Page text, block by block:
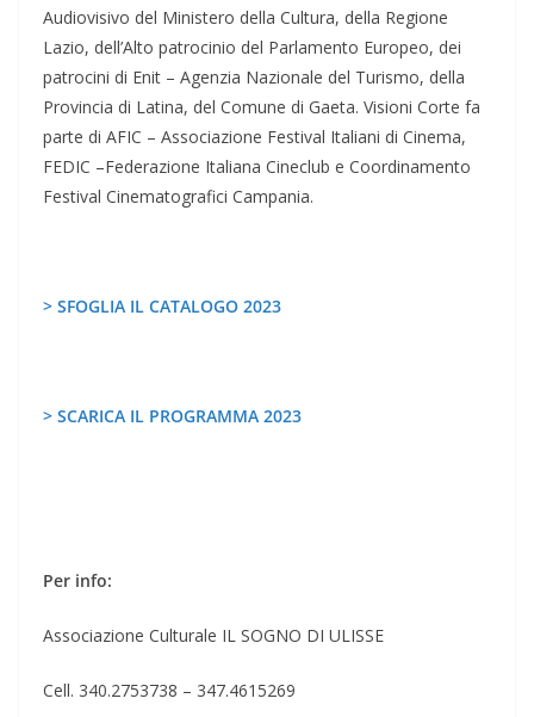
Audiovisivo del Ministero della Cultura, della Regione
Lazio, dell’Alto patrocinio del Parlamento Europeo, dei
patrocini di Enit – Agenzia Nazionale del Turismo, della
Provincia di Latina, del Comune di Gaeta. Visioni Corte fa
parte di AFIC – Associazione Festival Italiani di Cinema,
FEDIC –Federazione Italiana Cineclub e Coordinamento
Festival Cinematografici Campania.
> SFOGLIA IL CATALOGO 2023
> SCARICA IL PROGRAMMA 2023
Per info:
Associazione Culturale IL SOGNO DI ULISSE
Cell. 340.2753738 – 347.4615269